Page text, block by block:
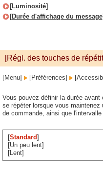
[Luminosité]
[Durée d'affichage du message]
[Régl. des touches de
[Menu] [Préférences]
Vous pouvez définir la durée
se répéter lorsque vous
de commande, ainsi que
[Standard]
[Un peu lent]
[Lent]